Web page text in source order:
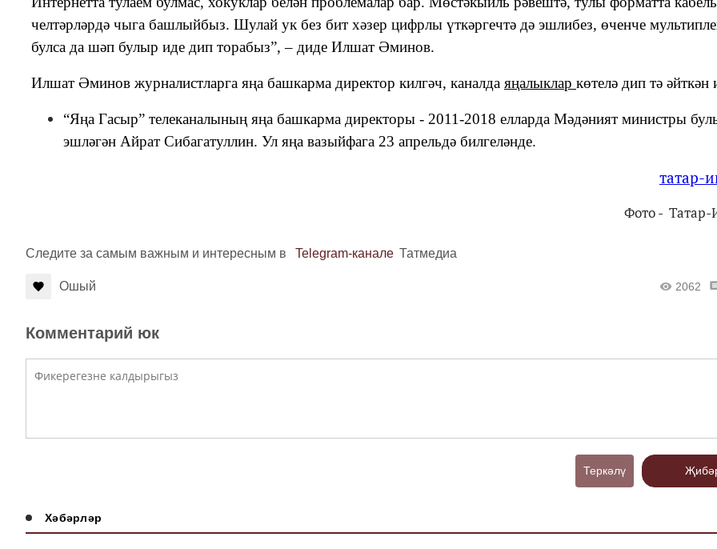
челтәрләрдә чыга башлыйбыз. Шулай ук без бит хәзер цифрлы үткәргечтә дә эшлибез, өченче
булса да шәп булыр иде дип торабыз”, – диде Илшат Әминов.
Илшат Әминов журналистларга яңа башкарма директор килгәч, каналда яңалыклар көтелә дип тә әйткән
“Яңа Гасыр” телеканалының яңа башкарма директоры - 2011-2018 елларда Мәдәният министры
эшләгән Айрат Сибагатуллин. Ул яңа вазыйфага 23 апрельдә билгеләнде.
татар-
Фото -
Следите за самым важным и интересным в Telegram-канале Татмедиа
Ошый 2062
Комментарий юк
Теркәлү
Хәбәрләр